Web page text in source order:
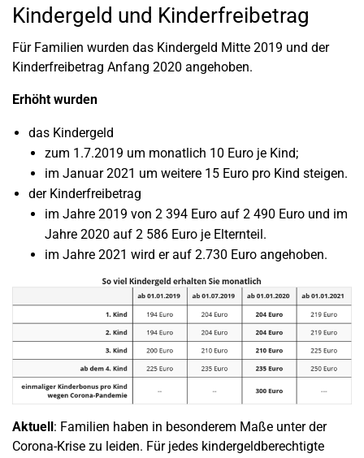
Kindergeld und Kinderfreibetrag
Für Familien wurden das Kindergeld Mitte 2019 und der
Kinderfreibetrag Anfang 2020 angehoben.
Erhöht wurden
das Kindergeld
zum 1.7.2019 um monatlich 10 Euro je Kind;
im Januar 2021 um weitere 15 Euro pro Kind steigen.
der Kinderfreibetrag
im Jahre 2019 von 2 394 Euro auf 2 490 Euro und im
Jahre 2020 auf 2 586 Euro je Elternteil.
im Jahre 2021 wird er auf 2.730 Euro angehoben.
Aktuell: Familien haben in besonderem Maße unter der
Corona-Krise zu leiden. Für jedes kindergeldberechtigte